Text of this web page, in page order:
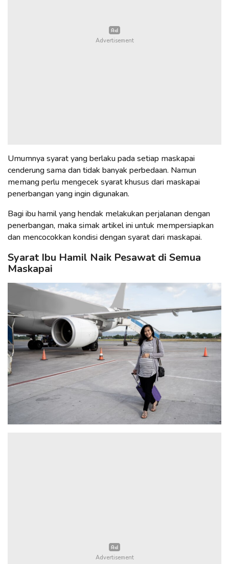
Umumnya syarat yang berlaku pada setiap maskapai
cenderung sama dan tidak banyak perbedaan. Namun
memang perlu mengecek syarat khusus dari maskapai
penerbangan yang ingin digunakan.
Bagi ibu hamil yang hendak melakukan perjalanan dengan
penerbangan, maka simak artikel ini untuk mempersiapkan
dan mencocokkan kondisi dengan syarat dari maskapai.
Syarat Ibu Hamil Naik Pesawat di Semua
Maskapai